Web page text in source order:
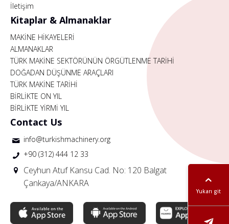
Yukarı git
İletişim
Kitaplar & Almanaklar
MAKİNE HİKAYELERİ
ALMANAKLAR
TÜRK MAKİNE SEKTÖRÜNÜN ÖRGÜTLENME TARİHİ
DOĞADAN DÜŞÜNME ARAÇLARI
TÜRK MAKİNE TARİHİ
BİRLİKTE ON YIL
BİRLİKTE YİRMİ YIL
Contact Us
info@turkishmachinery.org
+90 (312) 444 12 33
Ceyhun Atuf Kansu Cad. No: 120 Balgat
Çankaya/ANKARA